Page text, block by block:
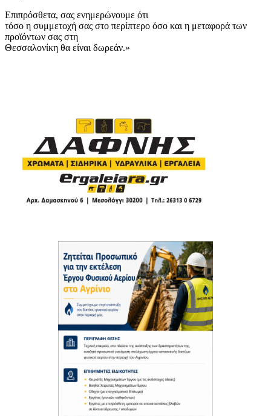
Επιπρόσθετα, σας ενημερώνουμε ότι
τόσο η συμμετοχή σας στο περίπτερο όσο και η μεταφορά των
προϊόντων σας στη
Θεσσαλονίκη θα είναι δωρεάν.»